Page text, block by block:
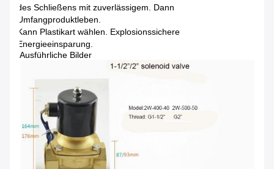
des Schließens mit zuverlässigem. Dann
Umfangproduktleben.
Kann Plastikart wählen. Explosionssichere
Energieeinsparung.
Ausführliche Bilder